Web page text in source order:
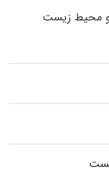
و محیط زیست